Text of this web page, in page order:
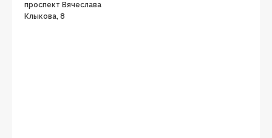
проспект Вячеслава
Клыкова, 8